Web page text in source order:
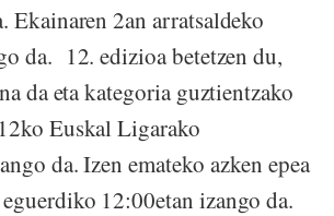
Ekainaren 2an arratsaldeko
da. 12. edizioa betetzen du,
da eta kategoria guztientzako
Euskal Ligarako
da. Izen emateko azken epea
12:00etan izango da.